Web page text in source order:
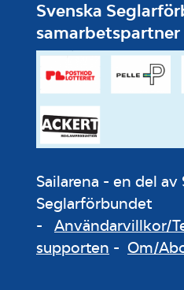
Svenska
samarbetspartner
Sailarena - en del av
Seglarförbundet
- Användarvillkor/
supporten - Om/